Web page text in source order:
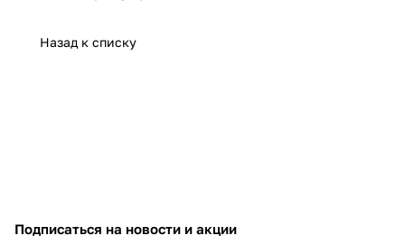
Назад к списку
Подписаться на новости и акции